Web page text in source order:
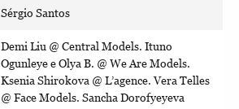
Sérgio Santos
Demi Liu @ Central Models. Ituno
Ogunleye e Olya B. @ We Are Models.
Ksenia Shirokova @ L’agence. Vera Telles
@ Face Models. Sancha Dorofyeyeva